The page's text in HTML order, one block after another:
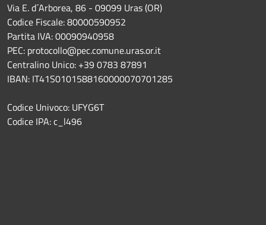
Via E. d´Arborea, 86 - 09099 Uras (OR)
Codice Fiscale: 80000590952
Partita IVA: 00090940958
PEC: protocollo@pec.comune.uras.or.it
Centralino Unico: +39 0783 87891
IBAN: IT41S0101588160000070701285
Codice Univoco: UFYG6T
Codice IPA: c_l496